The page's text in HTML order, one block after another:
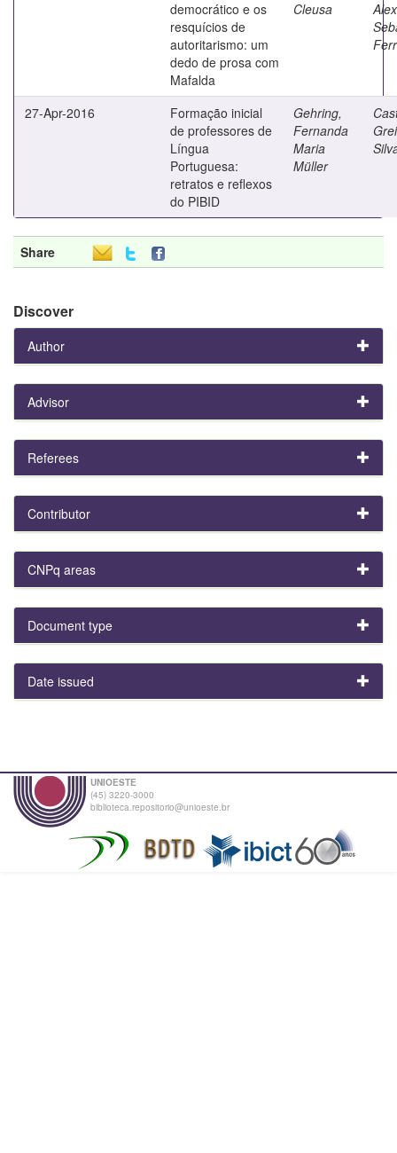
democrático e os
resquícios de
autoritarismo: um
dedo de prosa com
Mafalda
Cleusa
27-Apr-2016
Formação inicial
de professores de
Língua
Portuguesa:
retratos e reflexos
do PIBID
Gehring,
Fernanda
Maria
Müller
Share
Discover
Author
Advisor
Referees
Contributor
CNPq areas
Document type
Date issued
UNIOESTE
(45) 3220-3000
biblioteca.repositorio@unioeste.br